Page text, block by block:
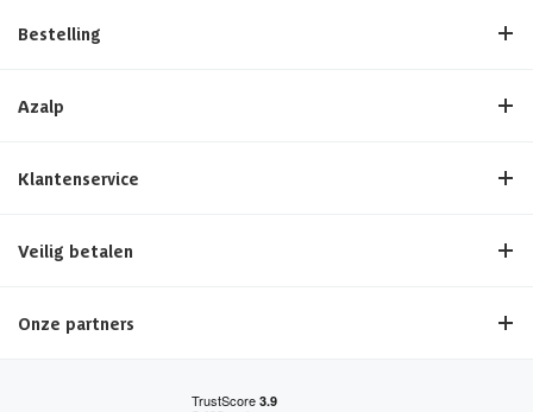
Bestelling
Azalp
Klantenservice
Veilig betalen
Onze partners